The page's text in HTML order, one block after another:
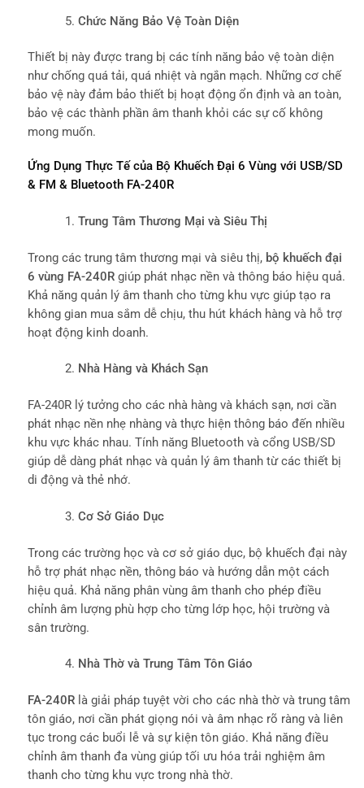
Chức Năng Bảo Vệ Toàn Diện
Thiết bị này được trang bị các tính năng bảo vệ toàn diện
như chống quá tải, quá nhiệt và ngắn mạch. Những cơ chế
bảo vệ này đảm bảo thiết bị hoạt động ổn định và an toàn,
bảo vệ các thành phần âm thanh khỏi các sự cố không
mong muốn.
Ứng Dụng Thực Tế của Bộ Khuếch Đại 6 Vùng với USB/SD
& FM & Bluetooth FA-240R
Trung Tâm Thương Mại và Siêu Thị
Trong các trung tâm thương mại và siêu thị, bộ khuếch đại
6 vùng FA-240Rgiúp phát nhạc nền và thông báo hiệu quả.
Khả năng quản lý âm thanh cho từng khu vực giúp tạo ra
không gian mua sắm dễ chịu, thu hút khách hàng và hỗ trợ
hoạt động kinh doanh.
Nhà Hàng và Khách Sạn
FA-240R lý tưởng cho các nhà hàng và khách sạn, nơi cần
phát nhạc nền nhẹ nhàng và thực hiện thông báo đến nhiều
khu vực khác nhau. Tính năng Bluetooth và cổng USB/SD
giúp dễ dàng phát nhạc và quản lý âm thanh từ các thiết bị
di động và thẻ nhớ.
Cơ Sở Giáo Dục
Trong các trường học và cơ sở giáo dục, bộ khuếch đại này
hỗ trợ phát nhạc nền, thông báo và hướng dẫn một cách
hiệu quả. Khả năng phân vùng âm thanh cho phép điều
chỉnh âm lượng phù hợp cho từng lớp học, hội trường và
sân trường.
Nhà Thờ và Trung Tâm Tôn Giáo
FA-240Rlà giải pháp tuyệt vời cho các nhà thờ và trung tâm
tôn giáo, nơi cần phát giọng nói và âm nhạc rõ ràng và liên
tục trong các buổi lễ và sự kiện tôn giáo. Khả năng điều
chỉnh âm thanh đa vùng giúp tối ưu hóa trải nghiệm âm
thanh cho từng khu vực trong nhà thờ.